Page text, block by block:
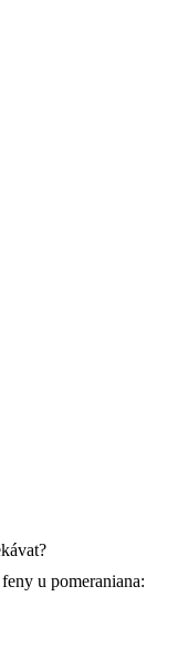
u pomeraniana: